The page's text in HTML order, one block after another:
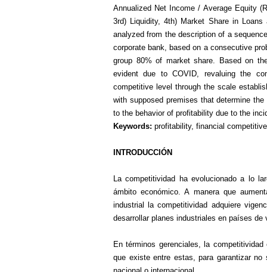
Annualized Net Income / Average Equity
3rd) Liquidity, 4th) Market Share in
analyzed from the description of a
corporate bank, based on a consecutive
group 80% of market share. Based on
evident due to COVID, revaluing the
competitive level through the scale
with supposed premises that determine
to the behavior of profitability due to the
Keywords: profitability, financial
INTRODUCCIÓN
La competitividad ha evolucionado a lo
ámbito económico. A manera que
industrial la competitividad adquiere
desarrollar planes industriales en países
En términos gerenciales, la
que existe entre estas, para garantizar